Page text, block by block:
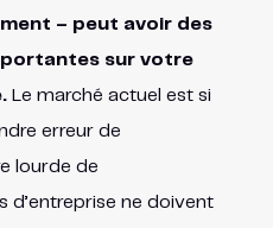
– peut avoir des
sur votre
Le marché actuel est si
erreur de
lourde de
d’entreprise ne doivent